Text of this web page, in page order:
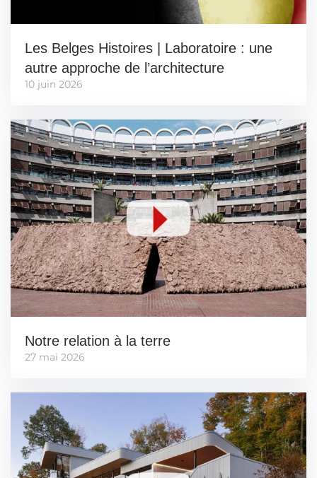
Les Belges Histoires | Laboratoire : une
autre approche de l’architecture
10 juin 2026
Notre relation à la terre
27 mai 2026